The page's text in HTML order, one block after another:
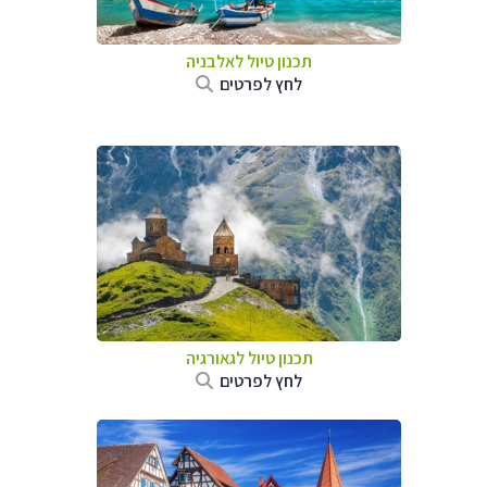
תכנון טיול לאלבניה
לחץ לפרטים
תכנון טיול לגאורגיה
לחץ לפרטים